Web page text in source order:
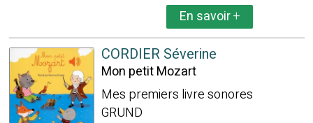
En savoir+
CORDIER Séverine
Mon petit Mozart
Mes premiers livre sonores
GRUND